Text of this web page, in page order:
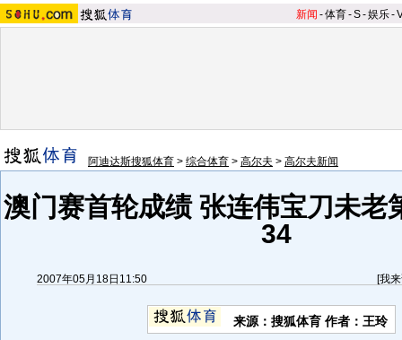
新闻 -体育-S-娱乐-
阿迪达斯搜狐体育 > 综合体育 > 高尔夫 > 高尔夫新闻
澳门赛首轮成绩 张连伟宝刀未老
34
2007年05月18日11:50 [我
来源：搜狐体育 作者：王玲